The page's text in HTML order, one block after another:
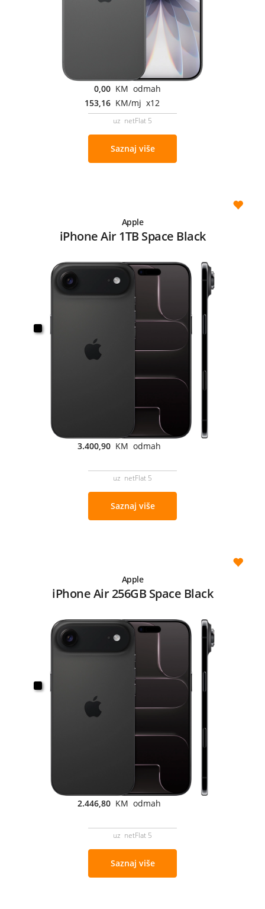
0,00 KM odmah
153,16 KM/mj x12
uz netFlat 5
Saznaj više
Apple
iPhone Air 1TB Space Black
3.400,90 KM odmah
uz netFlat 5
Saznaj više
Apple
iPhone Air 256GB Space Black
2.446,80 KM odmah
uz netFlat 5
Saznaj više